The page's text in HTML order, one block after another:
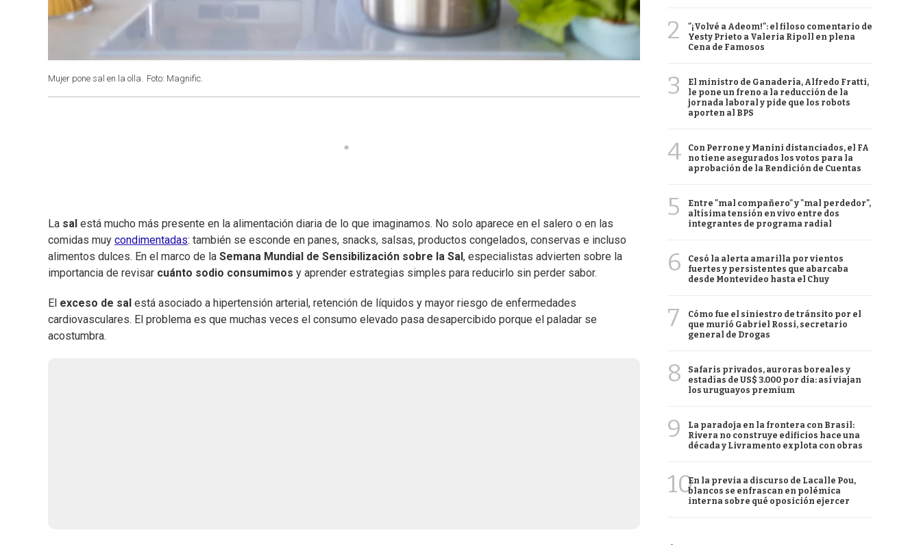
Mujer pone sal en la olla. Foto: Magnific.
La sal está mucho más presente en la alimentación diaria de lo que imaginamos. No solo aparece en el salero o en las
comidas muy condimentadas: también se esconde en panes, snacks, salsas, productos congelados, conservas e incluso
alimentos dulces. En el marco de la Semana Mundial de Sensibilización sobre la Sal , especialistas advierten sobre la
importancia de revisar cuánto sodio consumimos y aprender estrategias simples para reducirlo sin perder sabor.
El exceso de sal está asociado a hipertensión arterial, retención de líquidos y mayor riesgo de enfermedades
cardiovasculares. El problema es que muchas veces el consumo elevado pasa desapercibido porque el paladar se
acostumbra.
2
"¡Volvé a Adeom!": el filoso comentario de
Yesty Prieto a Valeria Ripoll en plena
Cena de Famosos
3
El ministro de Ganadería, Alfredo Fratti,
le pone un freno a la reducción de la
jornada laboral y pide que los robots
aporten al BPS
4
Con Perrone y Manini distanciados, el FA
no tiene asegurados los votos para la
aprobación de la Rendición de Cuentas
5
Entre "mal compañero" y "mal perdedor",
altísima tensión en vivo entre dos
integrantes de programa radial
6
Cesó la alerta amarilla por vientos
fuertes y persistentes que abarcaba
desde Montevideo hasta el Chuy
7
Cómo fue el siniestro de tránsito por el
que murió Gabriel Rossi, secretario
general de Drogas
8
Safaris privados, auroras boreales y
estadías de US$ 3.000 por día: así viajan
los uruguayos premium
9
La paradoja en la frontera con Brasil:
Rivera no construye edificios hace una
década y Livramento explota con obras
10En la previa a discurso de Lacalle Pou,
blancos se enfrascan en polémica
interna sobre qué oposición ejercer